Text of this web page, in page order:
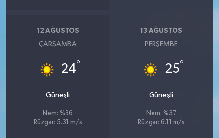
12 AĞUSTOS
ÇARŞAMBA
24°
Güneşli
Nem: %36
Rüzgar: 5.31 m/s
13 AĞUSTOS
PERŞEMBE
25°
Güneşli
Nem: %37
Rüzgar: 6.11 m/s